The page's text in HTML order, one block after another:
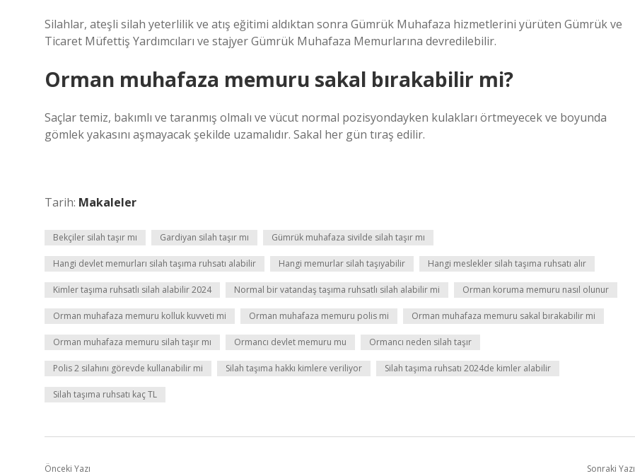
Silahlar, ateşli silah yeterlilik ve atış eğitimi aldıktan sonra Gümrük Muhafaza hizmetlerini yürüten Gümrük ve
Ticaret Müfettiş Yardımcıları ve stajyer Gümrük Muhafaza Memurlarına devredilebilir.
Orman muhafaza memuru sakal bırakabilir mi?
Saçlar temiz, bakımlı ve taranmış olmalı ve vücut normal pozisyondayken kulakları örtmeyecek ve boyunda
gömlek yakasını aşmayacak şekilde uzamalıdır. Sakal her gün tıraş edilir.
Tarih: Makaleler
Bekçiler silah taşır mı Gardiyan silah taşır mı Gümrük muhafaza sivilde silah taşır mı
Hangi devlet memurları silah taşıma ruhsatı alabilir Hangi memurlar silah taşıyabilir Hangi meslekler silah taşıma ruhsatı alır
Kimler taşıma ruhsatlı silah alabilir 2024 Normal bir vatandaş taşıma ruhsatlı silah alabilir mi Orman koruma memuru nasıl olunur
Orman muhafaza memuru kolluk kuvveti mi Orman muhafaza memuru polis mi Orman muhafaza memuru sakal bırakabilir mi
Orman muhafaza memuru silah taşır mı Ormancı devlet memuru mu Ormancı neden silah taşır
Polis 2 silahını görevde kullanabilir mi Silah taşıma hakkı kimlere veriliyor Silah taşıma ruhsatı 2024de kimler alabilir
Silah taşıma ruhsatı kaç TL
Önceki Yazı Sonraki Yazı